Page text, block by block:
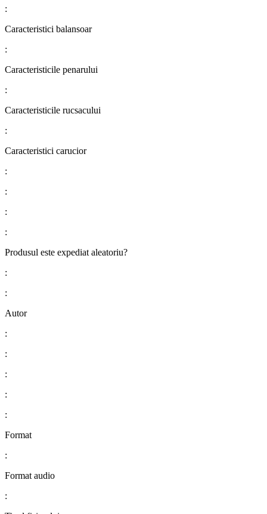
:
Caracteristici balansoar
:
Caracteristicile penarului
:
Caracteristicile rucsacului
:
Caracteristici carucior
:
:
:
:
Produsul este expediat aleatoriu?
:
:
Autor
:
:
:
:
:
Format
:
Format audio
: